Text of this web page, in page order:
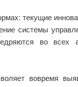
текущие
системы
во всех
вовремя